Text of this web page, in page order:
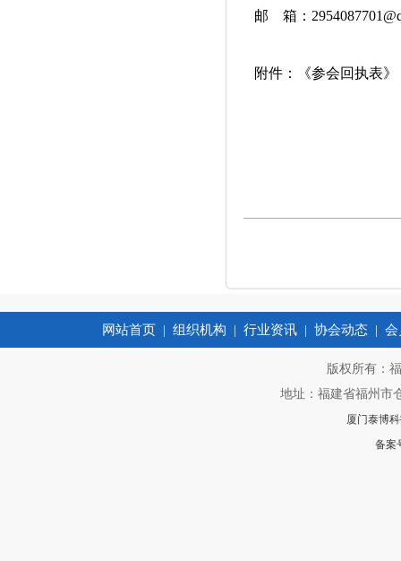
邮 箱：
附件：《参会回
网站首页 组织机构 行业资讯 协会动态
版权所有：
地址：福建省福州市
厦门泰博
备案